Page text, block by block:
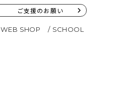
ご支援のお願い
WEB SHOP SCHOOL